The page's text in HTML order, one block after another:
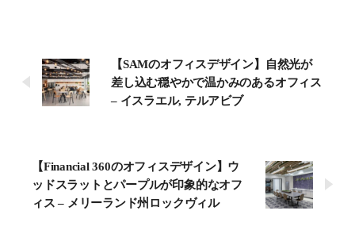
【SAMのオフィスデザイン】自然光が
差し込む穏やかで温かみのあるオフィス
– イスラエル, テルアビブ
【Financial 360のオフィスデザイン】ウ
ッドスラットとパープルが印象的なオフ
ィス – メリーランド州ロックヴィル